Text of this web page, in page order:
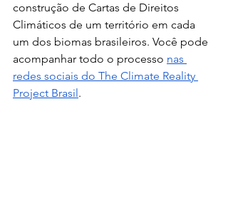
construção de Cartas de Direitos
Climáticos de um território em cada
um dos biomas brasileiros. Você pode
acompanhar todo o processo nas
redes sociais do The Climate Reality
Project Brasil.